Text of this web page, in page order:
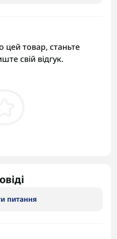
цей товар, станьте
свій відгук.
питання